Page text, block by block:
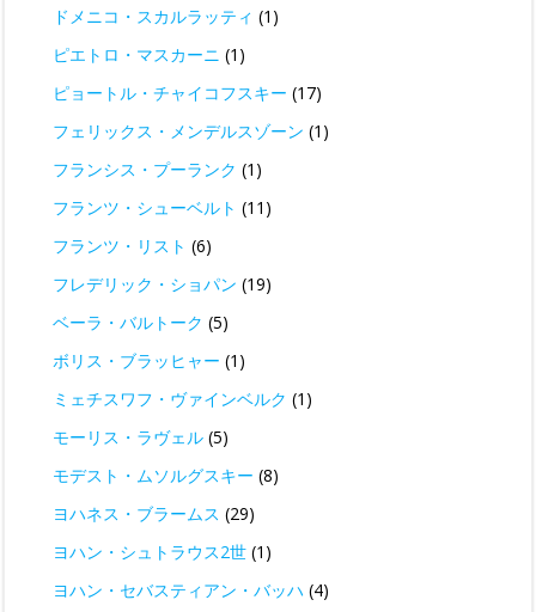
ドメニコ・スカルラッティ (1)
ピエトロ・マスカーニ (1)
ピョートル・チャイコフスキー (17)
フェリックス・メンデルスゾーン (1)
フランシス・プーランク (1)
フランツ・シューベルト (11)
フランツ・リスト (6)
フレデリック・ショパン (19)
ベーラ・バルトーク (5)
ボリス・ブラッヒャー (1)
ミェチスワフ・ヴァインベルク (1)
モーリス・ラヴェル (5)
モデスト・ムソルグスキー (8)
ヨハネス・ブラームス (29)
ヨハン・シュトラウス2世 (1)
ヨハン・セバスティアン・バッハ (4)